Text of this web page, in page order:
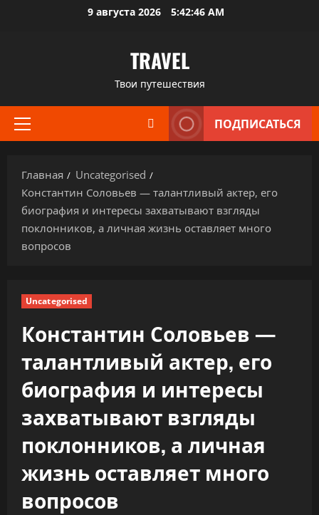
9 августа 2026 5:42:47 AM
TRAVEL
Твои путешествия
Основное
ПОДПИСАТЬСЯ
Главная
Uncategorised
Константин Соловьев — талантливый актер, его
биография и интересы захватывают взгляды
поклонников, а личная жизнь оставляет много
вопросов
Uncategorised
Константин Соловьев —
талантливый актер, его
биография и интересы
захватывают взгляды
поклонников, а личная
жизнь оставляет много
вопросов